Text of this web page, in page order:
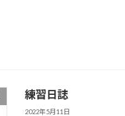
練習日誌
2022年5月11日